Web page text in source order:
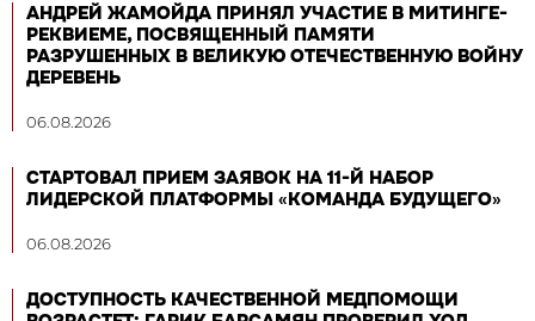
АНДРЕЙ ЖАМОЙДА ПРИНЯЛ УЧАСТИЕ В МИТИНГЕ-
РЕКВИЕМЕ, ПОСВЯЩЕННЫЙ ПАМЯТИ
РАЗРУШЕННЫХ В ВЕЛИКУЮ ОТЕЧЕСТВЕННУЮ ВОЙНУ
ДЕРЕВЕНЬ
06.08.2026
СТАРТОВАЛ ПРИЕМ ЗАЯВОК НА 11-Й НАБОР
ЛИДЕРСКОЙ ПЛАТФОРМЫ «КОМАНДА БУДУЩЕГО»
06.08.2026
ДОСТУПНОСТЬ КАЧЕСТВЕННОЙ МЕДПОМОЩИ